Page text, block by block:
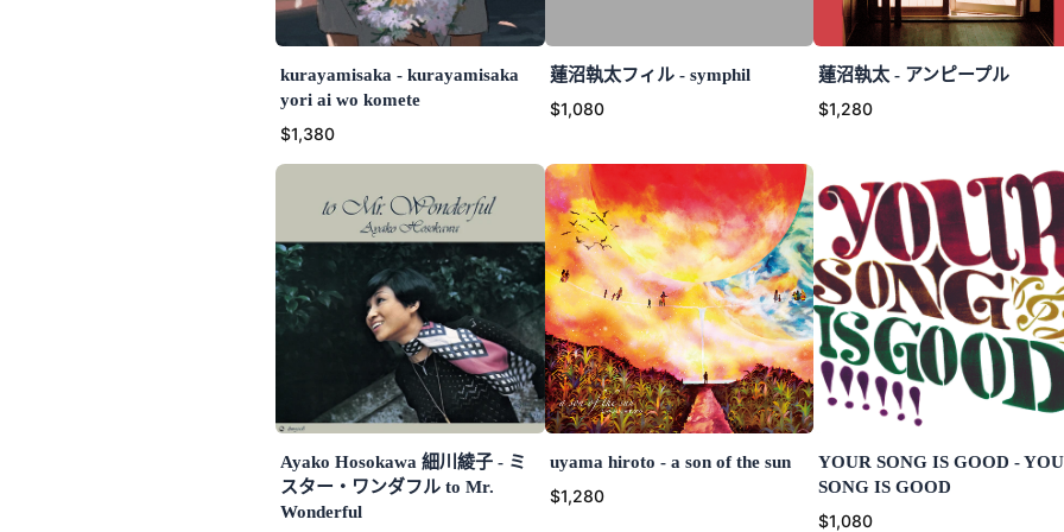
kurayamisaka - kurayamisaka
yori ai wo komete
$1,380
蓮沼執太フィル - symphil
$1,080
蓮沼執太 - アンピープル
$1,280
Ayako Hosokawa 細川綾子 - ミ
スター・ワンダフル to Mr.
Wonderful
uyama hiroto - a son of the sun
$1,280
YOUR SONG IS GOOD -
SONG IS GOOD
$1,080